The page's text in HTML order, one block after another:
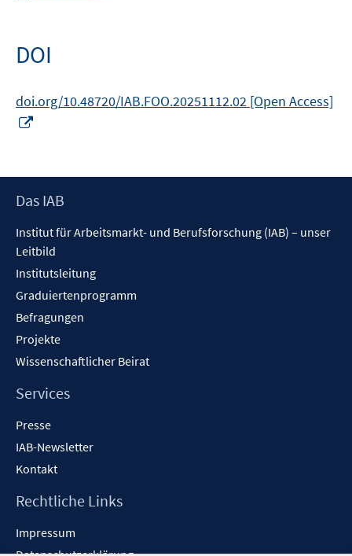
DOI
doi.org/10.48720/IAB.FOO.20251112.02 [Open Access]
öffnen
Footer
Das IAB
Institut für Arbeitsmarkt- und Berufsforschung (IAB) – unser
Leitbild
Institutsleitung
Graduiertenprogramm
Befragungen
Projekte
Wissenschaftlicher Beirat
Services
Presse
IAB-Newsletter
Kontakt
Rechtliche Links
Impressum